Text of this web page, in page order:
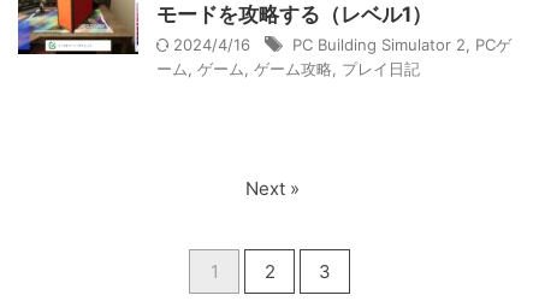
モードを攻略する（レベル1）
2024/4/16 PC Building Simulator 2
PCゲ
ーム
ゲーム ゲーム攻略 プレイ日記
1 2 3
Next »